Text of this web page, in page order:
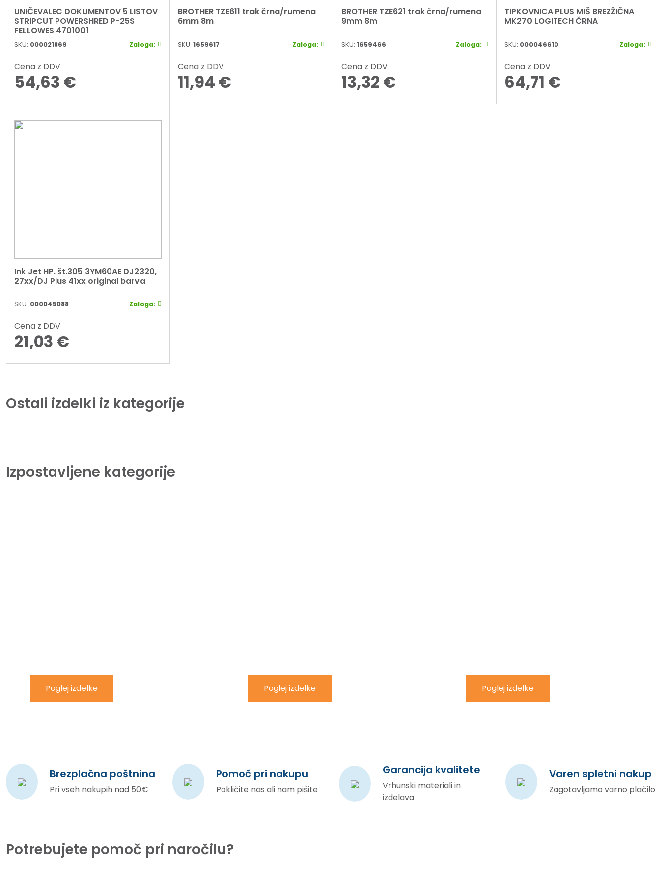
UNIČEVALEC DOKUMENTOV 5 LISTOV
STRIPCUT POWERSHRED P-25S
FELLOWES 4701001
SKU: 000021869 Zaloga:
Cena z DDV
54,63 €
BROTHER TZE611 trak črna/rumena
6mm 8m
SKU: 1659617 Zaloga:
Cena z DDV
11,94 €
BROTHER TZE621 trak črna/rumena
9mm 8m
SKU: 1659466 Zaloga:
Cena z DDV
13,32 €
TIPKOVNICA PLUS MIŠ BREZŽIČNA
MK270 LOGITECH ČRNA
SKU: 000046610 Zaloga:
Cena z DDV
64,71 €
Ink Jet HP. št.305 3YM60AE DJ2320,
27xx/DJ Plus 41xx original barva
SKU: 000045088 Zaloga:
Cena z DDV
21,03 €
Ostali izdelki iz kategorije
Izpostavljene kategorije
Poglej izdelke Poglej izdelke Poglej izdelke
Brezplačna poštnina
Pri vseh nakupih nad 50€
Pomoč pri nakupu
Pokličite nas ali nam pišite
Garancija kvalitete
Vrhunski materiali in
izdelava
Varen spletni nakup
Zagotavljamo varno plačilo
Potrebujete pomoč pri naročilu?